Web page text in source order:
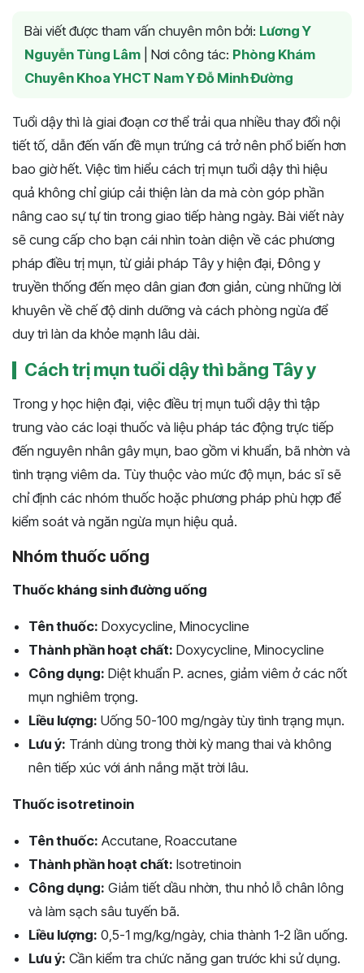
Bài viết được tham vấn chuyên môn bởi: Lương Y
Nguyễn Tùng Lâm
Nơi công tác: Phòng Khám
Chuyên Khoa YHCT Nam Y Đỗ Minh Đường
Tuổi dậy thì là giai đoạn cơ thể trải qua nhiều thay đổi nội
tiết tố, dẫn đến vấn đề mụn trứng cá trở nên phổ biến hơn
bao giờ hết. Việc tìm hiểu cách trị mụn tuổi dậy thì hiệu
quả không chỉ giúp cải thiện làn da mà còn góp phần
nâng cao sự tự tin trong giao tiếp hàng ngày. Bài viết này
sẽ cung cấp cho bạn cái nhìn toàn diện về các phương
pháp điều trị mụn, từ giải pháp Tây y hiện đại, Đông y
truyền thống đến mẹo dân gian đơn giản, cùng những lời
khuyên về chế độ dinh dưỡng và cách phòng ngừa để
duy trì làn da khỏe mạnh lâu dài.
Cách trị mụn tuổi dậy thì bằng Tây y
Trong y học hiện đại, việc điều trị mụn tuổi dậy thì tập
trung vào các loại thuốc và liệu pháp tác động trực tiếp
đến nguyên nhân gây mụn, bao gồm vi khuẩn, bã nhờn và
tình trạng viêm da. Tùy thuộc vào mức độ mụn, bác sĩ sẽ
chỉ định các nhóm thuốc hoặc phương pháp phù hợp để
kiểm soát và ngăn ngừa mụn hiệu quả.
Nhóm thuốc uống
Thuốc kháng sinh đường uống
Tên thuốc: Doxycycline, Minocycline
Thành phần hoạt chất: Doxycycline, Minocycline
Công dụng: Diệt khuẩn P. acnes, giảm viêm ở các nốt
mụn nghiêm trọng.
Liều lượng: Uống 50-100 mg/ngày tùy tình trạng mụn.
Lưu ý: Tránh dùng trong thời kỳ mang thai và không
nên tiếp xúc với ánh nắng mặt trời lâu.
Thuốc isotretinoin
Tên thuốc: Accutane, Roaccutane
Thành phần hoạt chất: Isotretinoin
Công dụng: Giảm tiết dầu nhờn, thu nhỏ lỗ chân lông
và làm sạch sâu tuyến bã.
Liều lượng: 0,5-1 mg/kg/ngày, chia thành 1-2 lần uống.
Lưu ý: Cần kiểm tra chức năng gan trước khi sử dụng.